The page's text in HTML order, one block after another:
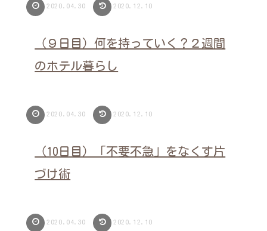
2020.04.30 2020.12.10
（９日目）何を持っていく？２週間
のホテル暮らし
2020.04.30 2020.12.10
（10日目）「不要不急」をなくす片
づけ術
2020.04.30 2020.12.10